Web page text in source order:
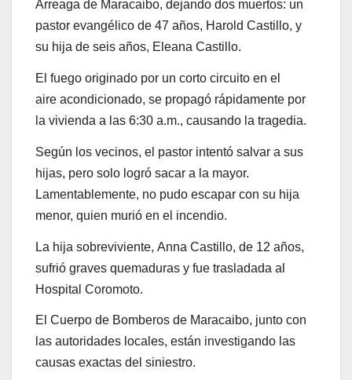
Arreaga de Maracaibo, dejando dos muertos: un
pastor evangélico de 47 años, Harold Castillo, y
su hija de seis años, Eleana Castillo.
El fuego originado por un corto circuito en el
aire acondicionado, se propagó rápidamente por
la vivienda a las 6:30 a.m., causando la tragedia.
Según los vecinos, el pastor intentó salvar a sus
hijas, pero solo logró sacar a la mayor.
Lamentablemente, no pudo escapar con su hija
menor, quien murió en el incendio.
La hija sobreviviente, Anna Castillo, de 12 años,
sufrió graves quemaduras y fue trasladada al
Hospital Coromoto.
El Cuerpo de Bomberos de Maracaibo, junto con
las autoridades locales, están investigando las
causas exactas del siniestro.